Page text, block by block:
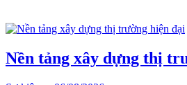
Nền tảng xây dựng thị